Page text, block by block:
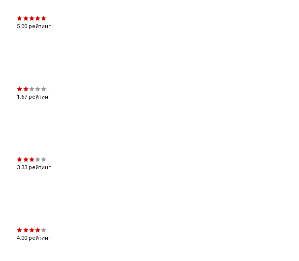
5.00 рейтинг
1.67 рейтинг
3.33 рейтинг
4.00 рейтинг